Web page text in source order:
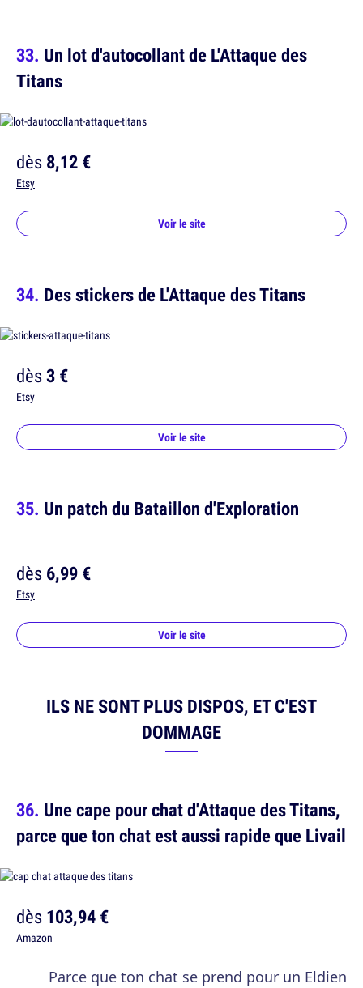
Un lot d'autocollant de L'Attaque des
Titans
dès8,12 €
Etsy
Voir le site
Des stickers de L'Attaque des Titans
dès3 €
Etsy
Voir le site
Un patch du Bataillon d'Exploration
dès6,99 €
Etsy
Voir le site
ILS NE SONT PLUS DISPOS, ET C'EST
DOMMAGE
Une cape pour chat d'Attaque des Titans,
parce que ton chat est aussi rapide que Livail
dès103,94 €
Amazon
Parce que ton chat se prend pour un Eldien